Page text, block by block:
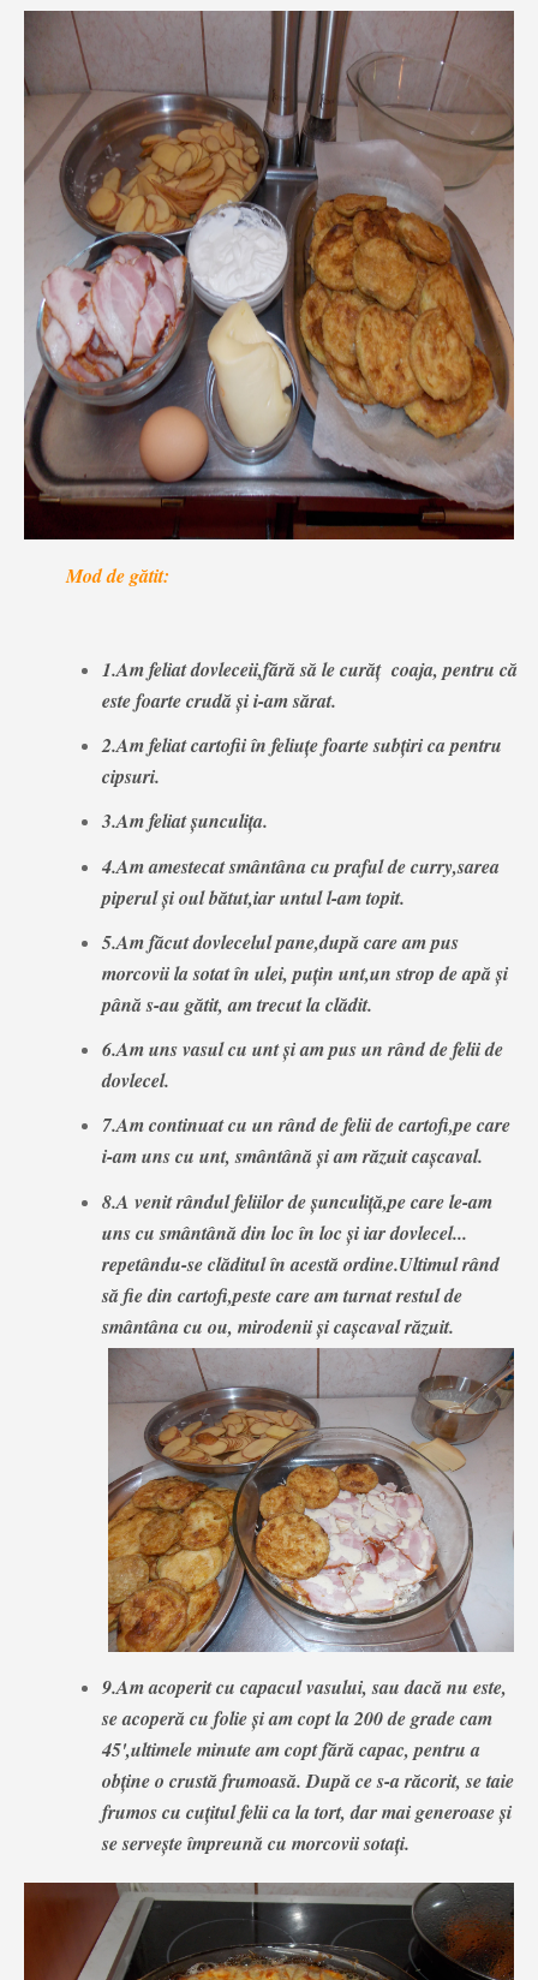
Mod de gătit:
1.Am feliat dovleceii,fără să le curăț coaja, pentru că
este foarte crudă și i-am sărat.
2.Am feliat cartofii în feliuțe foarte subțiri ca pentru
cipsuri.
3.Am feliat șunculița.
4.Am amestecat smântâna cu praful de curry,sarea
piperul și oul bătut,iar untul l-am topit.
5.Am făcut dovlecelul pane,după care am pus
morcovii la sotat în ulei, puțin unt,un strop de apă și
până s-au gătit, am trecut la clădit.
6.Am uns vasul cu unt și am pus un rând de felii de
dovlecel.
7.Am continuat cu un rând de felii de cartofi,pe care
i-am uns cu unt, smântână și am răzuit cașcaval.
8.A venit rândul feliilor de șunculiță,pe care le-am
uns cu smântână din loc în loc și iar dovlecel...
repetându-se clăditul în acestă ordine.Ultimul rând
să fie din cartofi,peste care am turnat restul de
smântâna cu ou, mirodenii și cașcaval răzuit.
9.Am acoperit cu capacul vasului, sau dacă nu este,
se acoperă cu folie și am copt la 200 de grade cam
45',ultimele minute am copt fără capac, pentru a
obține o crustă frumoasă. După ce s-a răcorit, se taie
frumos cu cuțitul felii ca la tort, dar mai generoase și
se servește împreună cu morcovii sotați.